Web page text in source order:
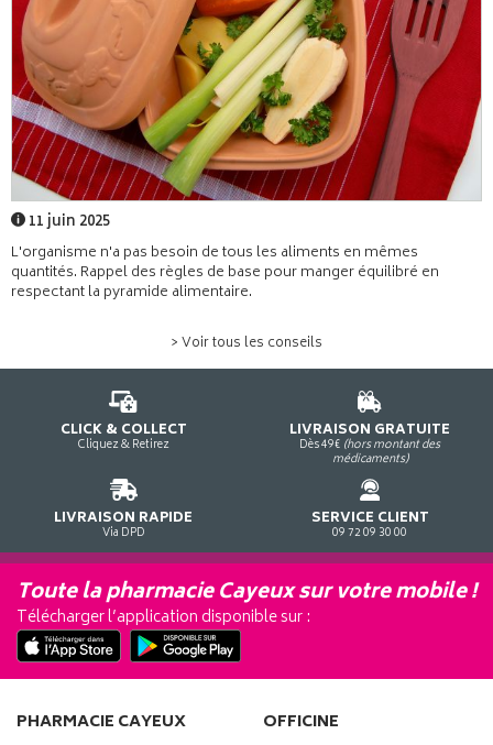
11 juin 2025
L'organisme n'a pas besoin de tous les aliments en mêmes
quantités. Rappel des règles de base pour manger équilibré en
respectant la pyramide alimentaire.
> Voir tous les conseils
CLICK & COLLECT
Cliquez & Retirez
LIVRAISON GRATUITE
Dès 49€ (hors montant des
médicaments)
LIVRAISON RAPIDE
Via DPD
SERVICE CLIENT
09 72 09 30 00
Toute la pharmacie Cayeux sur votre mobile !
Télécharger l’application disponible sur :
PHARMACIE CAYEUX OFFICINE